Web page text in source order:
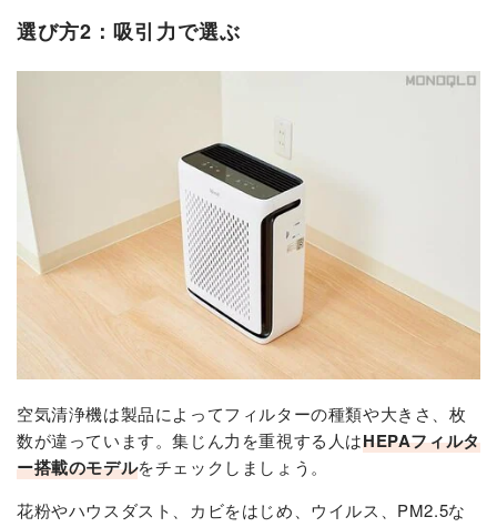
選び方2：吸引力で選ぶ
空気清浄機は製品によってフィルターの種類や大きさ、枚
数が違っています。集じん力を重視する人はHEPAフィルタ
ー搭載のモデルをチェックしましょう。
花粉やハウスダスト、カビをはじめ、ウイルス、PM2.5な